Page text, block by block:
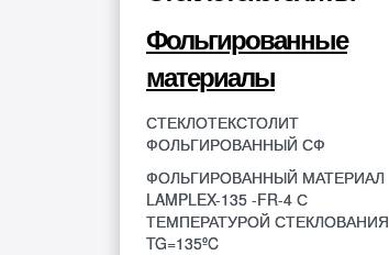
Фольгированные
материалы
СТЕКЛОТЕКСТОЛИТ
ФОЛЬГИРОВАННЫЙ СФ
ФОЛЬГИРОВАННЫЙ МАТЕРИАЛ
LAMPLEX-135 -FR-4 С
ТЕМПЕРАТУРОЙ СТЕКЛОВАНИЯ
TG=135ºC